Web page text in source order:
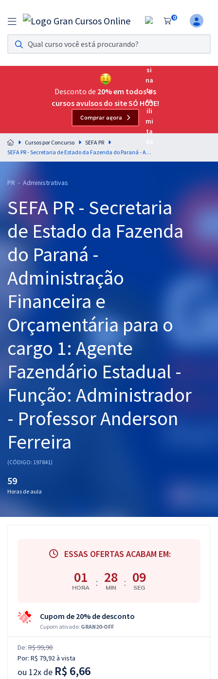
0
Assinatura Ilimitada 11
Acesso a todos os cursos. Teste grátis por 7 dias!
Assinatura OAB Até Passar
Acesso ilimitado a toda preparação para o Exame da
Residências Multiprofissionais
Preparação completa e intensiva para as principais
residências em saúde do Brasil
Cursos 20% OFF
Pós
Graduação
OAB
Mentorias
Questões grátis
Aprovados
Atendimento
Desconto de 20% em todos os
cursos avulsos do site SÓ HOJE!
Comprar agora
Cursos por Concurso
SEFA PR
SEFA PR - Secretaria de Estado da Fazenda do Paraná - Administração Financeira e Orçamentária para o cargo 1: Agente Fazendário Estadual - Função: Administrador - Professor Anderson Ferreira
PR - Administrativas
SEFA PR - Secretaria
de Estado da Fazenda
do Paraná -
Administração
Financeira e
Orçamentária para o
cargo 1: Agente
Fazendário Estadual -
Função: Administrador
- Professor Anderson
Ferreira
(CÓDIGO: 197841)
59
Horas de aula
ESSAS OFERTAS ACABAM EM:
01
HORA : 28
MIN : 08
SEG
Cupom de 20% de desconto
Cupom ativado: GRAN20-OFF
De: R$ 99,90
Por: R$ 79,92à vista
ou 12x de R$ 6,66